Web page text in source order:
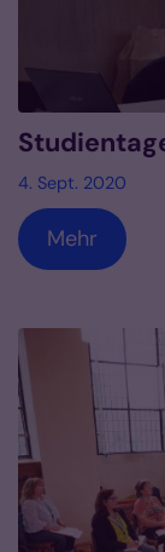
4. Sept. 2020
Mehr